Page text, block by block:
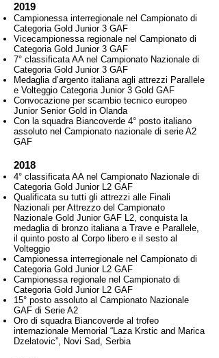
2019
Campionessa interregionale nel Campionato di
Categoria Gold Junior 3 GAF
Vicecampionessa regionale nel Campionato di
Categoria Gold Junior 3 GAF
7° classificata AA nel Campionato Nazionale di
Categoria Gold Junior 3 GAF
Medaglia d’argento italiana agli attrezzi Parallele
e Volteggio Categoria Junior 3 Gold GAF
Convocazione per scambio tecnico europeo
Junior Senior Gold in Olanda
Con la squadra Biancoverde 4° posto italiano
assoluto nel Campionato nazionale di serie A2
GAF
2018
4° classificata AA nel Campionato Nazionale di
Categoria Gold Junior L2 GAF
Qualificata su tutti gli attrezzi alle Finali
Nazionali per Attrezzo del Campionato
Nazionale Gold Junior GAF L2, conquista la
medaglia di bronzo italiana a Trave e Parallele,
il quinto posto al Corpo libero e il sesto al
Volteggio
Campionessa interregionale nel Campionato di
Categoria Gold Junior L2 GAF
Campionessa regionale nel Campionato di
Categoria Gold Junior L2 GAF
15° posto assoluto al Campionato Nazionale
GAF di Serie A2
Oro di squadra Biancoverde al trofeo
internazionale Memorial “Laza Krstic and Marica
Dzelatovic”, Novi Sad, Serbia